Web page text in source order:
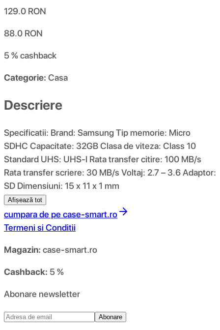
129.0 RON
88.0 RON
5 %cashback
Categorie: Casa
Descriere
Specificatii: Brand: Samsung Tip memorie: Micro
SDHC Capacitate: 32GB Clasa de viteza: Class 10
Standard UHS: UHS-I Rata transfer citire: 100 MB/s
Rata transfer scriere: 30 MB/s Voltaj: 2.7 – 3.6 Adaptor:
SD Dimensiuni: 15 x 11 x 1 mm
Afișează tot
cumpara de pe case-smart.ro
Termeni si Conditii
Magazin: case-smart.ro
Cashback: 5 %
Abonare newsletter
Abonare